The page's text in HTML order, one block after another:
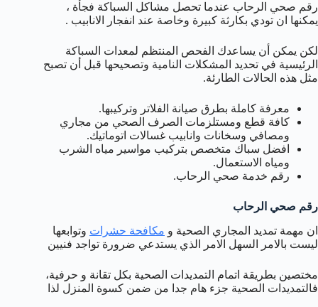
رقم صحي الرحاب عندما تحصل مشاكل السباكة فجأة ،
يمكنها ان تودي بكارثة كبيرة وخاصة عند انفجار الانابيب .
لكن يمكن أن يساعدك الفحص المنتظم لمعدات السباكة
الرئيسية في تحديد المشكلات النامية وتصحيحها قبل أن تصبح
مثل هذه الحالات الطارئة.
معرفة كاملة بطرق صيانة الفلاتر وتركيبها.
كافة قطع ومستلزمات الصرف الصحي من مجاري
ومصافي وسخانات وانابيب غسالات اتوماتيك.
افضل سباك متخصص بتركيب مواسير مياه الشرب
ومياه الاستعمال.
رقم خدمة صحي الرحاب.
رقم صحي الرحاب
ان مهمة تمديد المجاري الصحية و مكافحة حشرات وتوابعها
ليست بالامر السهل الامر الذي يستدعي ضرورة تواجد فنيين
مختصين بطريقة اتمام التمديدات الصحية بكل تقانة و حرفية،
فالتمديدات الصحية جزء هام جدا من ضمن كسوة المنزل لذا